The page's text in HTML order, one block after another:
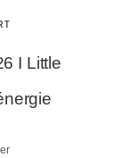
I Little